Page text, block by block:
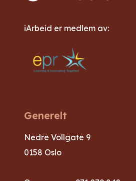
iArbeid er medlem av:
Generelt
Nedre Vollgate 9
0158 Oslo